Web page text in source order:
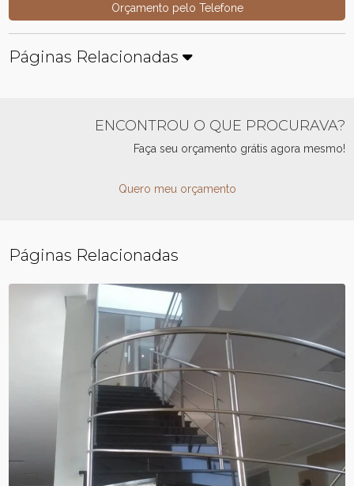
Orçamento pelo Telefone
Páginas Relacionadas
ENCONTROU O QUE PROCURAVA?
Faça seu orçamento grátis agora mesmo!
Quero meu orçamento
Páginas Relacionadas